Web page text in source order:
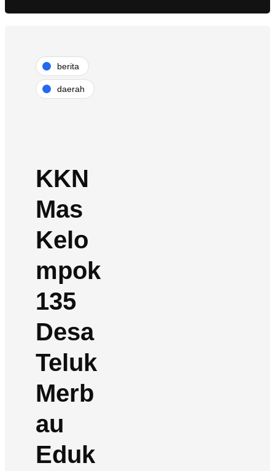
berita
daerah
KKN
Mas
Kelo
mpok
135
Desa
Teluk
Merb
au
Eduk